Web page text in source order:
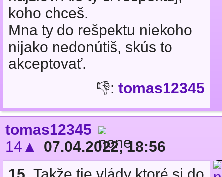
koho chceš.
Mna ty do rešpektu niekoho
nijako nedonútiš, skús to
akceptovať.
👎: tomas12345
tomas12345
14▲
07.04.2022, 18:56